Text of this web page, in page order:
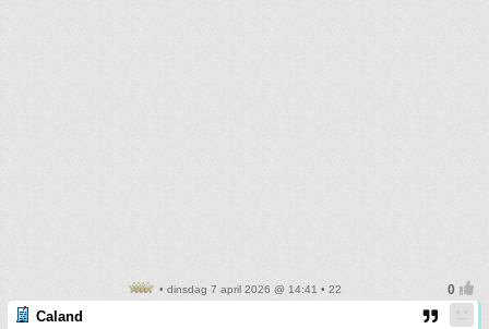
• dinsdag 7 april 2026 @ 14:41 • 22
Caland